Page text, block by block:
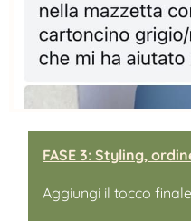
FASE 3: Styling,
Aggiungi il tocco